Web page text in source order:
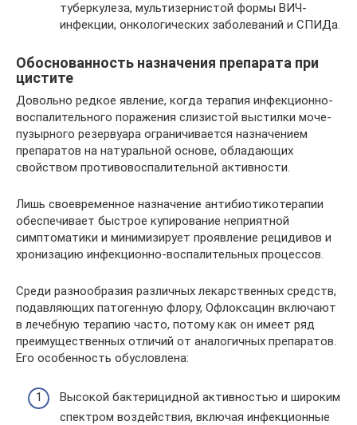
туберкулеза, мультизернистой формы ВИЧ-
инфекции, онкологических заболеваний и СПИДа.
Обоснованность назначения препарата при
цистите
Довольно редкое явление, когда терапия инфекционно-
воспалительного поражения слизистой выстилки моче-
пузырного резервуара ограничивается назначением
препаратов на натуральной основе, обладающих
свойством противовоспалительной активности.
Лишь своевременное назначение антибиотикотерапии
обеспечивает быстрое купирование неприятной
симптоматики и минимизирует проявление рецидивов и
хронизацию инфекционно-воспалительных процессов.
Среди разнообразия различных лекарственных средств,
подавляющих патогенную флору, Офлоксацин включают
в лечебную терапию часто, потому как он имеет ряд
преимущественных отличий от аналогичных препаратов.
Его особенность обусловлена:
Высокой бактерицидной активностью и широким
спектром воздействия, включая инфекционные